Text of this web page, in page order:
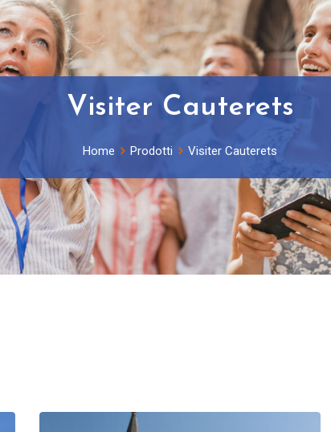
Visiter Cauterets
Home Prodotti Visiter Cauterets